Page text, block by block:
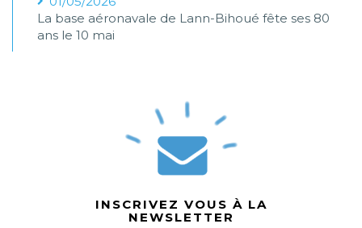
La base aéronavale de Lann-Bihoué fête ses 80
ans le 10 mai
INSCRIVEZ VOUS À LA
NEWSLETTER